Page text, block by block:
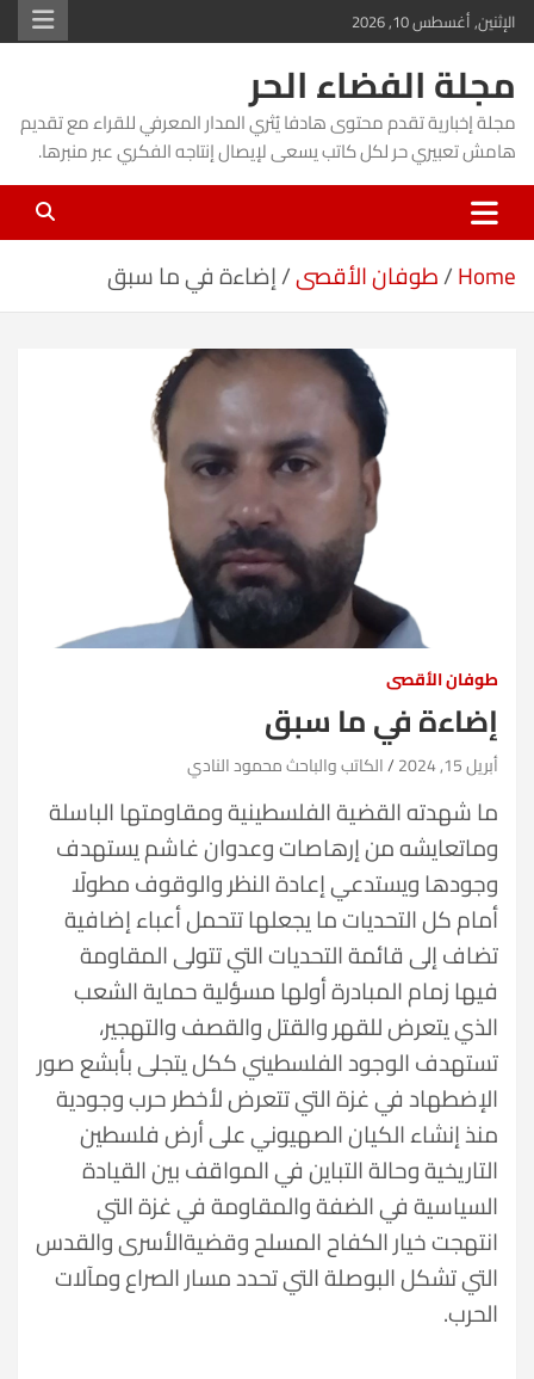
Skip
to
content
الإثنين, أغسطس 10, 2026
مجلة الفضاء الحر
مجلة إخبارية تقدم محتوى هادفا يُثري المدار المعرفي للقراء مع تقديم
هامش تعبيري حر لكل كاتب يسعى لإيصال إنتاجه الفكري عبر منبرها.
Home طوفان الأقصى إضاءة في ما سبق
طوفان الأقصى
إضاءة في ما سبق
أبريل 15, 2024 الكاتب والباحث محمود النادي
ما شهدته القضية الفلسطينية ومقاومتها الباسلة
وماتعايشه من إرهاصات وعدوان غاشم يستهدف
وجودها ويستدعي إعادة النظر والوقوف مطولًا
أمام كل التحديات ما يجعلها تتحمل أعباء إضافية
تضاف إلى قائمة التحديات التي تتولى المقاومة
فيها زمام المبادرة أولها مسؤلية حماية الشعب
الذي يتعرض للقهر والقتل والقصف والتهجير،
تستهدف الوجود الفلسطيني ككل يتجلى بأبشع صور
الإضطهاد في غزة التي تتعرض لأخطر حرب وجودية
منذ إنشاء الكيان الصهيوني على أرض فلسطين
التاريخية وحالة التباين في المواقف بين القيادة
السياسية في الضفة والمقاومة في غزة التي
انتهجت خيار الكفاح المسلح وقضيةالأسرى والقدس
التي تشكل البوصلة التي تحدد مسار الصراع ومآلات
الحرب.